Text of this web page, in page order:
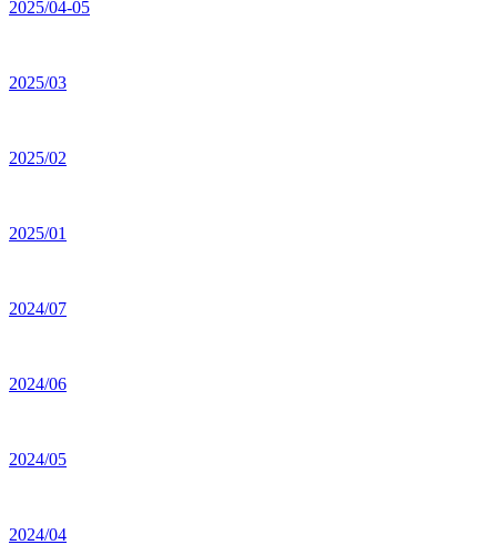
2025/04-05
2025/03
2025/02
2025/01
2024/07
2024/06
2024/05
2024/04